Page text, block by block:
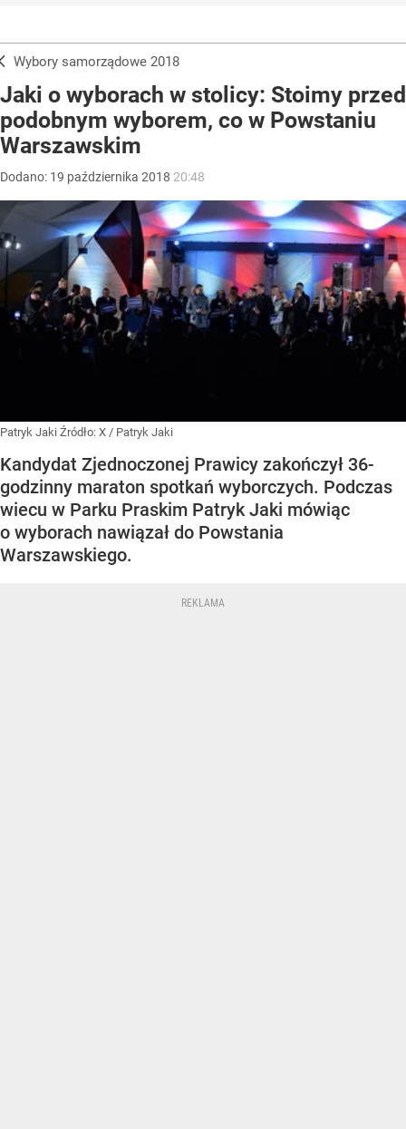
Wybory samorządowe 2018
Jaki o wyborach w stolicy: Stoimy przed
podobnym wyborem, co w Powstaniu
Warszawskim
Dodano: 19 października 2018 20:48
Patryk Jaki Źródło: X / Patryk Jaki
Kandydat Zjednoczonej Prawicy zakończył 36-
godzinny maraton spotkań wyborczych. Podczas
wiecu w Parku Praskim Patryk Jaki mówiąc
o wyborach nawiązał do Powstania
Warszawskiego.